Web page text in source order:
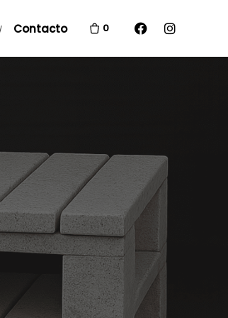
Contacto 0